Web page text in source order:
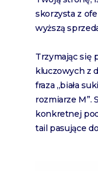
skorzysta z
wyższą
Trzymając się
kluczowych z
fraza „biała
rozmiarze M”.
konkretnej
tail pasujące